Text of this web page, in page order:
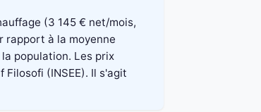
(3 145 € net/mois,
rapport à la moyenne
population. Les prix
(INSEE). Il s'agit